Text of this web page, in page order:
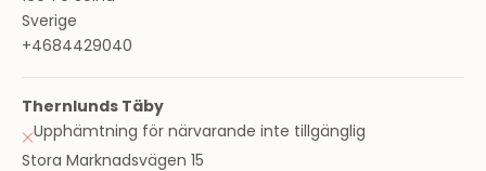
Sverige
+4684429040
Thernlunds Täby
Upphämtning för närvarande inte tillgänglig
Stora Marknadsvägen 15